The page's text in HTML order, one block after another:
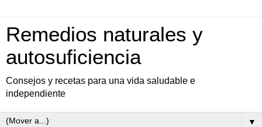
Remedios naturales y
autosuficiencia
Consejos y recetas para una vida saludable e
independiente
▼